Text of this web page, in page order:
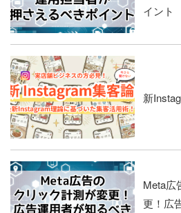
イント
新
Meta広
更！広